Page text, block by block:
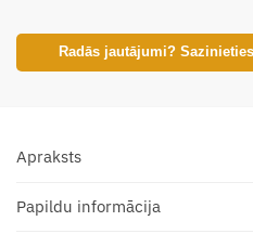
Radās jautājumi?
Apraksts
Papildu informācija